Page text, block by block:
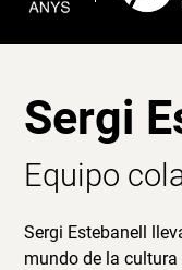
Sergi
Equipo
Sergi Estebanell
mundo de la